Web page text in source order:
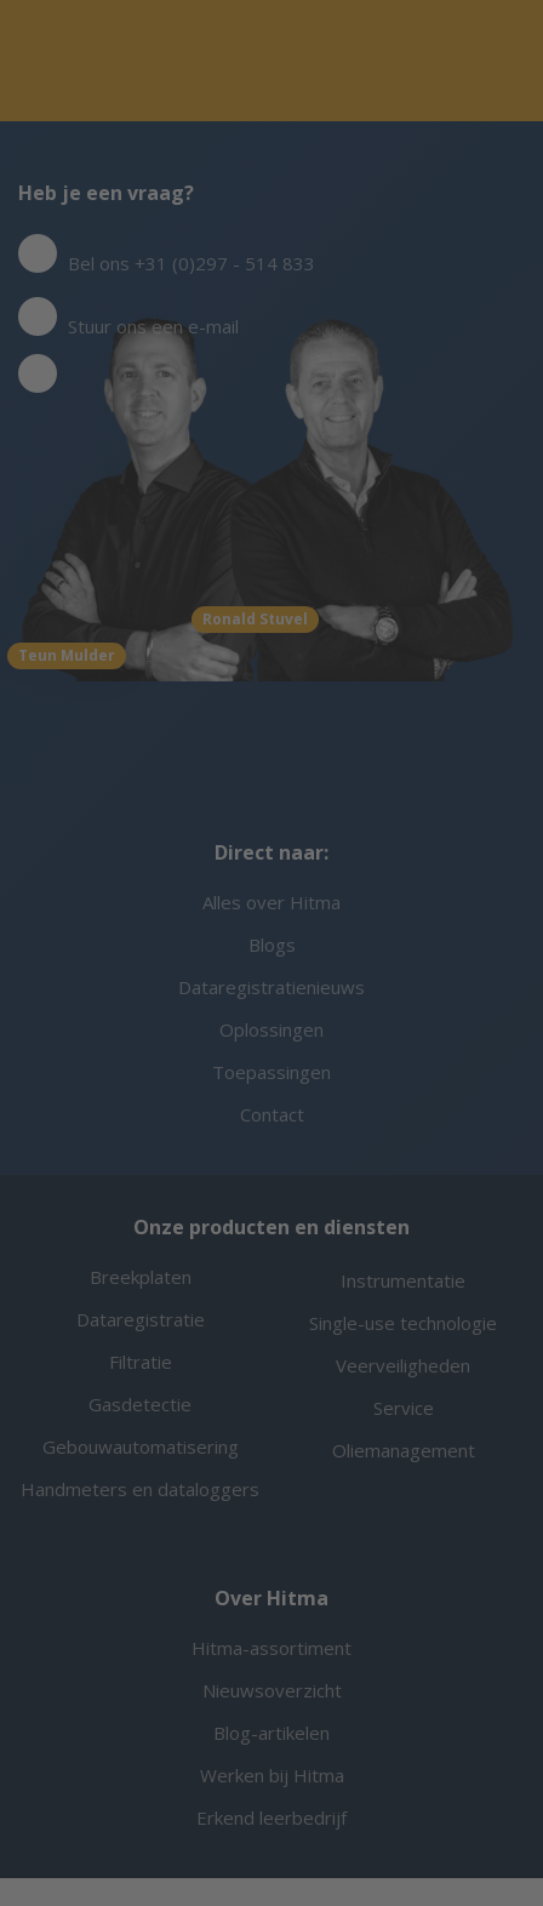
Teun Mulder
Ronald Stuvel
Heb je een vraag?
Bel ons +31 (0)297 - 514 833
Stuur ons een e-mail
Direct naar:
Alles over Hitma
Blogs
Dataregistratienieuws
Oplossingen
Toepassingen
Contact
Onze producten en diensten
Breekplaten
Dataregistratie
Filtratie
Gasdetectie
Gebouwautomatisering
Handmeters en dataloggers
Instrumentatie
Single-use technologie
Veerveiligheden
Service
Oliemanagement
Over Hitma
Hitma-assortiment
Nieuwsoverzicht
Blog-artikelen
Werken bij Hitma
Erkend leerbedrijf